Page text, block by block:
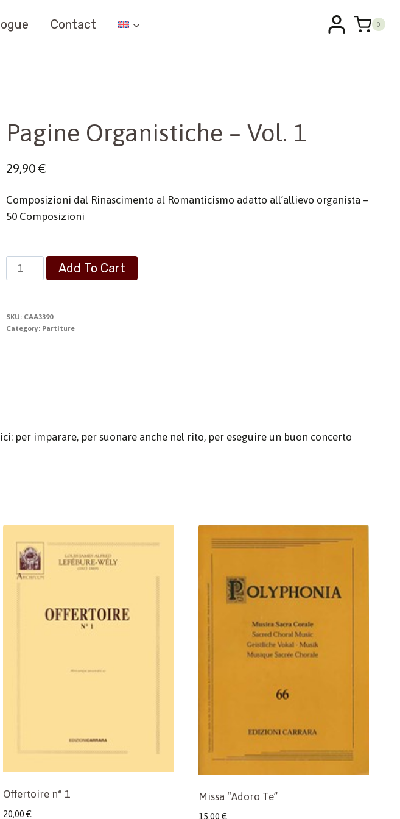
Contact 0
Pagine Organistiche – Vol. 1
29,90€
Composizioni dal Rinascimento al Romanticismo adatto all’allievo organista –
50 Composizioni
Pagine
Organistiche
Vol.
1
Add To Cart
SKU: CAA3390
Category: Partiture
per imparare, per suonare anche nel rito, per eseguire un buon concerto
Offertoire n° 1
20,00 €
Missa “Adoro Te”
15,00 €